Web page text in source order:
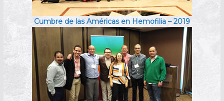
Cumbre de las Américas en Hemofilia – 2019